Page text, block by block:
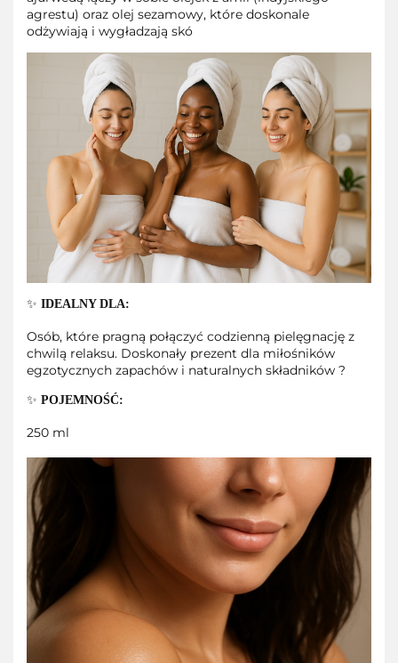
agrestu) oraz olej sezamowy, które doskonale
odżywiają i wygładzają skó
✨ IDEALNY DLA:
Osób, które pragną połączyć codzienną pielęgnację z
chwilą relaksu. Doskonały prezent dla miłośników
egzotycznych zapachów i naturalnych składników ?
✨ POJEMNOŚĆ:
250 ml